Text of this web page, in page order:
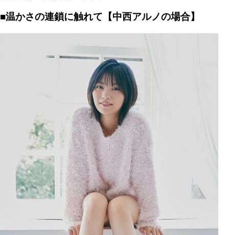
■温かさの連鎖に触れて【中西アルノの場合】